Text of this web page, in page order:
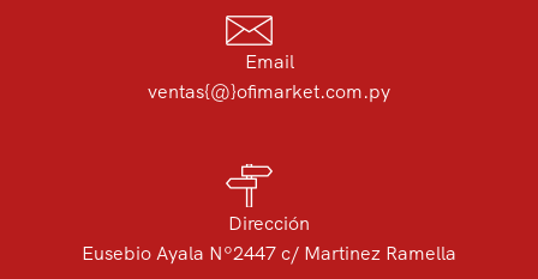
Email
ventas{@}ofimarket.com.py
Dirección
Eusebio Ayala Nº2447 c/ Martinez Ramella